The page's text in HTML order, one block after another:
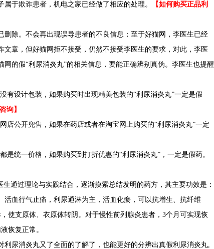
于欺诈患者，机电之家已经做了相应的处理。
【如何购买正品利
除。不会再出现误导患者的不良信息；至于好猫网，李医生已经
文章，但好猫网拒不接受，仍然不接受李医生的要求，对此，李医
的假“利尿消炎丸”的相关信息，要能正确辨别真伪。李医生也提醒
设计包装，如果购买时出现精美包装的“利尿消炎丸”一定是假
询】
公开兜售，如果在药店或者在淘宝网上购买的“利尿消炎丸”一定
统一价格，如果购买到打折优惠的“利尿消炎丸”，一定是假药。
过理论与实践结合，逐渐摸索总结发明的药方，其主要功效是：
活血行气止痛，利尿通淋为主，活血化瘀，可以抗增生、抗纤维
使支原体、衣原体转阴。对于慢性前列腺炎患者，3个月可实现恢
恢复正常。
尿消炎丸又了全面的了解了，也能更好的分辨出真假利尿消炎丸,